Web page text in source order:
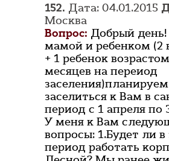
152. Дата: 04.01.2015
Москва
Вопрос: Добрый
мамой и ребенком (2
+ 1 ребенок
месяцев на переиод
заселения)планируем
заселиться к Вам в
период с 1 апреля по
У меня к Вам
вопросы: 1.Будет ли в
период работать